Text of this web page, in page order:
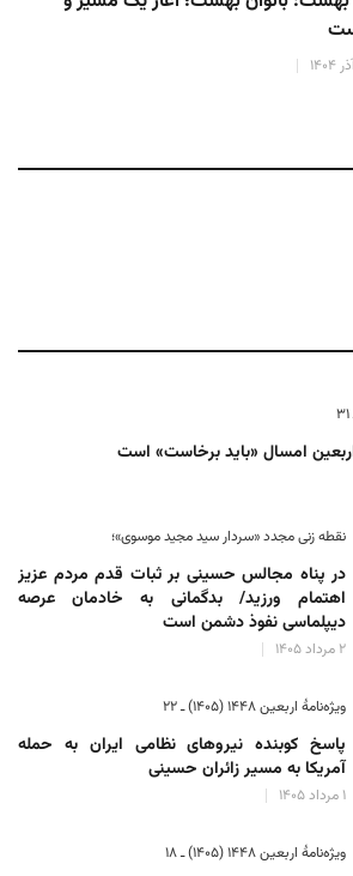
امسال «باید برخاست» است
نقطه زنی مجدد «سردار سید مجید موسوی»؛
در پناه مجالس حسینی بر ثبات‌ قدم مردم عزیز
اهتمام ورزید/ بدگمانی به خادمان عرصه
دیپلماسی نفوذ دشمن است
۲ مرداد ۱۴۰۵
ویژه‌نامهٔ اربعین ۱۴۴۸ (۱۴۰۵) ـ ۲۲
پاسخ کوبنده نیروهای نظامی ایران به حمله
آمریکا به مسیر زائران حسینی
۱ مرداد ۱۴۰۵
ویژه‌نامهٔ اربعین ۱۴۴۸ (۱۴۰۵) ـ ۱۸